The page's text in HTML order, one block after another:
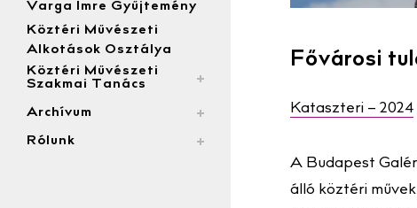
Varga Imre Gyűjtemény
Köztéri Művészeti
Alkotások Osztálya
Köztéri Művészeti
Szakmai Tanács
Archívum
Rólunk
Fővárosi
Kataszteri – 2024
A Budapest
álló köztéri